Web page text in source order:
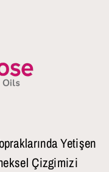
Yetişen
Çizgimizi